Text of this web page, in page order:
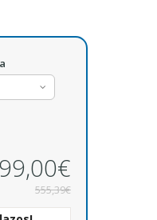
555,39€